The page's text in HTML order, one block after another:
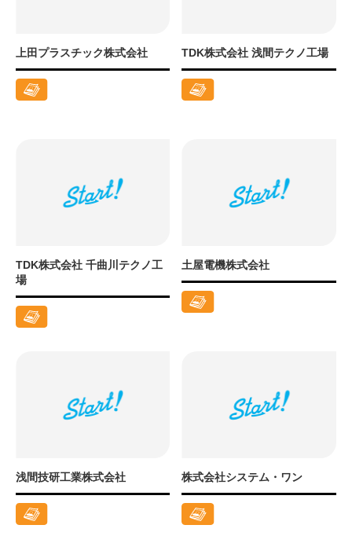
上田プラスチック株式会社 TDK株式会社 浅間テクノ工場
TDK株式会社 千曲川テクノ工
場
土屋電機株式会社
浅間技研工業株式会社 株式会社システム・ワン